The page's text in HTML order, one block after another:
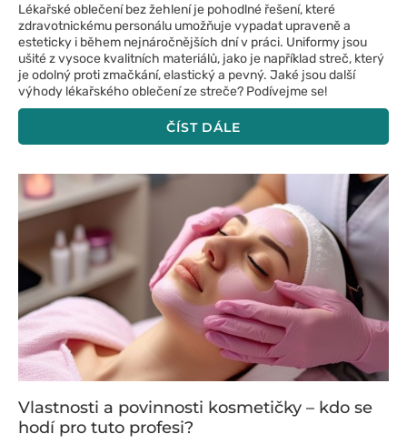
Lékařské oblečení bez žehlení je pohodlné řešení, které
zdravotnickému personálu umožňuje vypadat upraveně a
esteticky i během nejnáročnějších dní v práci. Uniformy jsou
ušité z vysoce kvalitních materiálů, jako je například streč, který
je odolný proti zmačkání, elastický a pevný. Jaké jsou další
výhody lékařského oblečení ze streče? Podívejme se!
ČÍST DÁLE
Vlastnosti a povinnosti kosmetičky – kdo se
hodí pro tuto profesi?